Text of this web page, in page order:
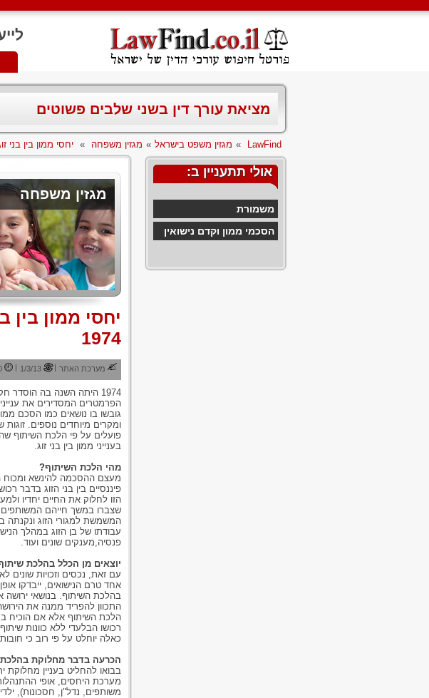
מציאת עורך דין בשני שלבים פשוטים
LawFind
» מגזין משפט בישראל » מגזין משפחה » יחסי ממון בין בני
אולי תתעניין ב:
משמורת
הסכמי ממון וקדם נישואין
מגזין משפחה
יחסי ממון בין
1974
מערכת האתר |
1/3/13
|
1974 היתה השנה בה הוסדר
הפרמטרים המסדירים את
גובשו בו נושאים כמו הסכם
ומקרים מיוחדים נוספים. זוגות
פועלים על פי הלכת השיתוף
בענייני ממון בין בני זוג.
מהי הלכת השיתוף?
מעצם ההסכמה להינשא ומכוח
פיננסיים בין בני הזוג בדבר
הזו לחלוק את החיים יחדיו
שצברו במשך חייהם המשותפים.
המשמשת למגורי הזוג ונקנתה
עבודתו של בן הזוג במהלך
פנסיה,מענקים שונים ועוד.
יוצאים מן הכלל בהלכת
עם זאת, נכסים וזכויות שונים
אחד טרם הנישואים, ייבדקו
בהלכת השיתוף. בנושאי ירושה
התכוון להפריד ממנה את
הלכת השיתוף אלא אם הוכיח
רכושו הבלעדי ללא כוונות
כאלה יוחלט על פי רוב כי
הכרעה בדבר מחלוקת
בבואו להחליט בעניין
מערכת היחסים, אופי
משותפים, נדל"ן, חסכונות),